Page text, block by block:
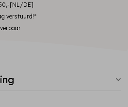
[NL/DE]
verstuurd!*